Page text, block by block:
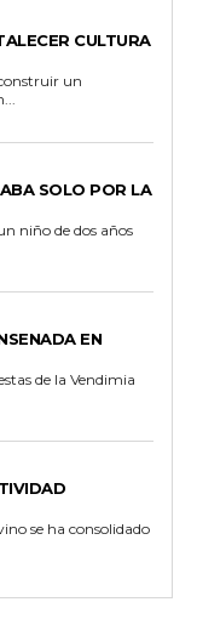
CULTURA
SOLO POR LA
EN